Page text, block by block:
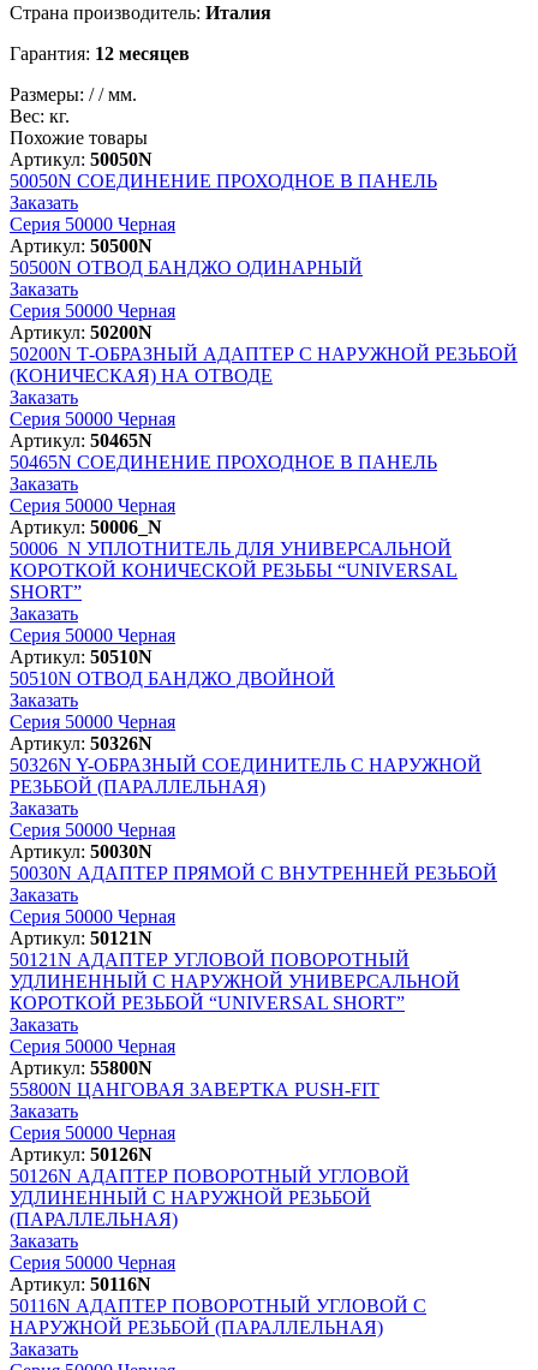
Страна производитель: Италия
Гарантия: 12 месяцев
Размеры: //мм.
Вес: кг.
Похожие товары
Артикул: 50050N
50050N СОЕДИНЕНИЕ ПРОХОДНОЕ В ПАНЕЛЬ
Заказать
Серия 50000 Черная
Артикул: 50500N
50500N ОТВОД БАНДЖО ОДИНАРНЫЙ
Заказать
Серия 50000 Черная
Артикул: 50200N
50200N Т-ОБРАЗНЫЙ АДАПТЕР С НАРУЖНОЙ РЕЗЬБОЙ
(КОНИЧЕСКАЯ) НА ОТВОДЕ
Заказать
Серия 50000 Черная
Артикул: 50465N
50465N СОЕДИНЕНИЕ ПРОХОДНОЕ В ПАНЕЛЬ
Заказать
Серия 50000 Черная
Артикул: 50006_N
50006_N УПЛОТНИТЕЛЬ ДЛЯ УНИВЕРСАЛЬНОЙ
КОРОТКОЙ КОНИЧЕСКОЙ РЕЗЬБЫ “UNIVERSAL
SHORT”
Заказать
Серия 50000 Черная
Артикул: 50510N
50510N ОТВОД БАНДЖО ДВОЙНОЙ
Заказать
Серия 50000 Черная
Артикул: 50326N
50326N Y-ОБРАЗНЫЙ СОЕДИНИТЕЛЬ С НАРУЖНОЙ
РЕЗЬБОЙ (ПАРАЛЛЕЛЬНАЯ)
Заказать
Серия 50000 Черная
Артикул: 50030N
50030N АДАПТЕР ПРЯМОЙ С ВНУТРЕННЕЙ РЕЗЬБОЙ
Заказать
Серия 50000 Черная
Артикул: 50121N
50121N АДАПТЕР УГЛОВОЙ ПОВОРОТНЫЙ
УДЛИНЕННЫЙ С НАРУЖНОЙ УНИВЕРСАЛЬНОЙ
КОРОТКОЙ РЕЗЬБОЙ “UNIVERSAL SHORT”
Заказать
Серия 50000 Черная
Артикул: 55800N
55800N ЦАНГОВАЯ ЗАВЕРТКА PUSH-FIT
Заказать
Серия 50000 Черная
Артикул: 50126N
50126N АДАПТЕР ПОВОРОТНЫЙ УГЛОВОЙ
УДЛИНЕННЫЙ С НАРУЖНОЙ РЕЗЬБОЙ
(ПАРАЛЛЕЛЬНАЯ)
Заказать
Серия 50000 Черная
Артикул: 50116N
50116N АДАПТЕР ПОВОРОТНЫЙ УГЛОВОЙ С
НАРУЖНОЙ РЕЗЬБОЙ (ПАРАЛЛЕЛЬНАЯ)
Заказать